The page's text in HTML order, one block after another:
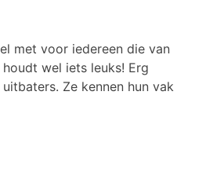
met voor iedereen die van
wel iets leuks! Erg
Ze kennen hun vak